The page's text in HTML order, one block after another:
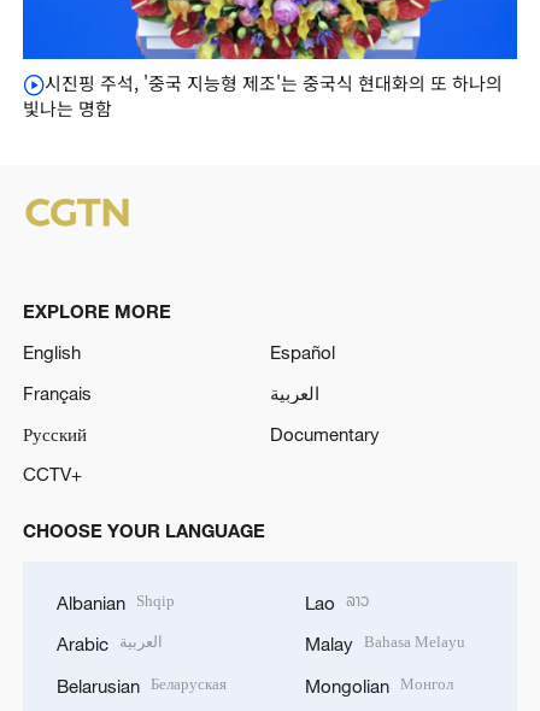
시진핑 주석, '중국 지능형 제조'는 중국식 현대화의 또 하나의
빛나는 명함
EXPLORE MORE
English
Español
Français
العربية
Русский
Documentary
CCTV+
CHOOSE YOUR LANGUAGE
Albanian Shqip
Arabic العربية
Belarusian Беларуская
Lao ລາວ
Malay Bahasa Melayu
Mongolian Монгол